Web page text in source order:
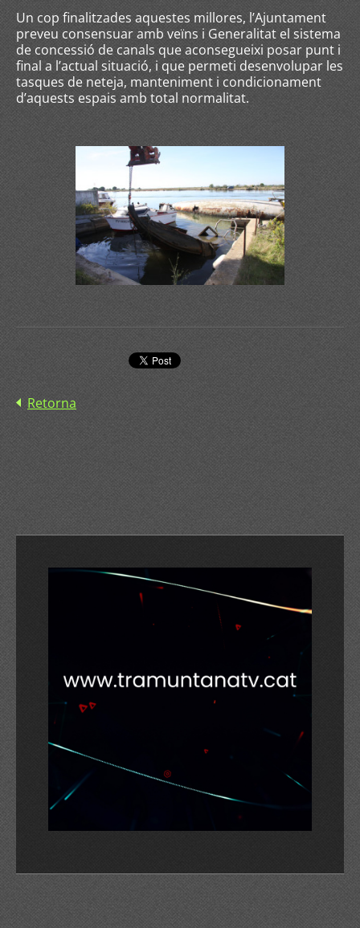
Un cop finalitzades aquestes millores, l’Ajuntament
preveu consensuar amb veïns i Generalitat el sistema
de concessió de canals que aconsegueixi posar punt i
final a l’actual situació, i que permeti desenvolupar les
tasques de neteja, manteniment i condicionament
d’aquests espais amb total normalitat.
Retorna